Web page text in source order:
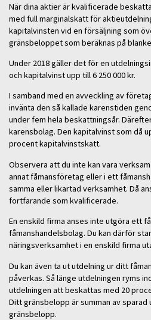
När dina aktier är kvalificerade
med full marginalskatt för
kapitalvinsten vid en försäljning som
gränsbeloppet som beräknas på
Under 2018 gäller det för en
och kapitalvinst upp till 6 250 000 kr.
I samband med en avveckling av
invänta den så kallade karenstiden
under fem hela beskattningsår.
karensbolag. Den kapitalvinst som då
procent kapitalvinstskatt.
Observera att du inte kan vara
annat fåmansföretag eller i ett
samma eller likartad verksamhet. Då
fortfarande som kvalificerade.
En enskild firma anses inte utgöra ett
fåmanshandelsbolag. Du kan därför
näringsverksamhet i en enskild firma
Du kan även ta ut utdelning ur ditt
påverkas. Så länge utdelningen ryms
utdelningen att beskattas med 20
Ditt gränsbelopp är summan av sparad
gränsbelopp.